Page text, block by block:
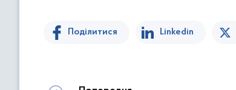
Поділитися Linkedin